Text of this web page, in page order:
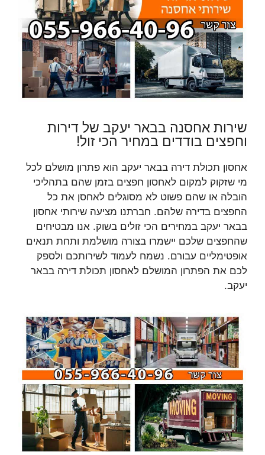
שירות אחסנה בבאר יעקב של דירות
וחפצים בודדים במחיר הכי זול!
אחסון תכולת דירה בבאר יעקב הוא פתרון מושלם לכל
מי שזקוק למקום לאחסון חפצים בזמן שהם בתהליכי
הובלה או שהם פשוט לא מסוגלים לאחסן את כל
החפצים בדירה שלהם. חברתנו מציעה שירותי אחסון
בבאר יעקב במחירים הכי זולים בשוק. אנו מבטיחים
שהחפצים שלכם יישמרו בצורה מושלמת ותחת תנאים
אופטימליים עבורם. נשמח לעמוד לשירותכם ולספק
לכם את הפתרון המושלם לאחסון תכולת דירה בבאר
יעקב.